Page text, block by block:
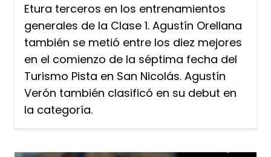
Etura terceros en los entrenamientos
generales de la Clase 1. Agustín Orellana
también se metió entre los diez mejores
en el comienzo de la séptima fecha del
Turismo Pista en San Nicolás. Agustín
Verón también clasificó en su debut en
la categoría.